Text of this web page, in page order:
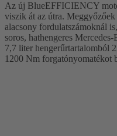
Az új BlueEFFICIENCY
viszik át az útra.
alacsony fordulatszámoknál
soros, hathengeres
7,7 liter hengerűrtartalomból
1200 Nm forgatónyomatékot